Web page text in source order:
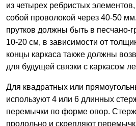
из четырех ребристых
собой проволокой через 40-50
прутков должны быть в песчано-
10-20 см, в зависимости от
концы каркаса также должны
для будущей связки с каркасом
Для квадратных или
используют 4 или 6 длинных
перемычки по форме опор.
продольно и скрепляют